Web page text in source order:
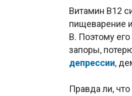
Витамин B12
пищеварение
В. Поэтому
запоры,
депрессии,
Правда ли,